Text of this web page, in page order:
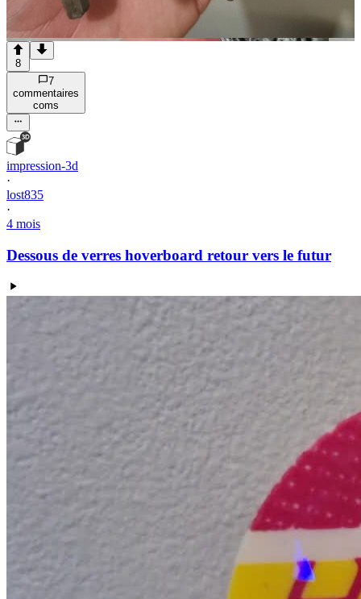
8
7
commentaires
coms
impression-3d
·
lost835
·
4 mois
Dessous de verres hoverboard retour vers le futur